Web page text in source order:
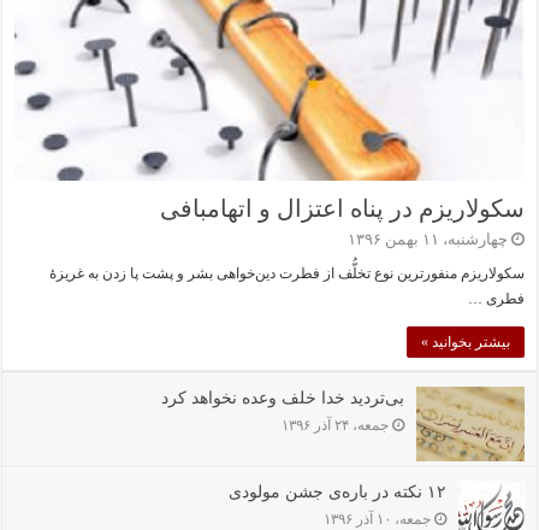
سکولاریزم در پناه اعتزال و اتهام‎بافی
چهارشنبه، ۱۱ بهمن ۱۳۹۶
سکولاریزم منفورترین نوع تخلُّف از فطرت دین‌خواهی بشر و پشت پا زدن به غریزۀ
فطری …
بیشتر بخوانید »
بی‌تردید خدا خلف وعده نخواهد کرد
جمعه، ۲۴ آذر ۱۳۹۶
۱۲ نکته در باره‌ی جشن مولودی
جمعه، ۱۰ آذر ۱۳۹۶